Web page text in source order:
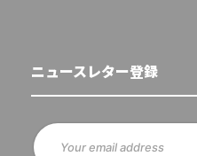
ニュースレター登録